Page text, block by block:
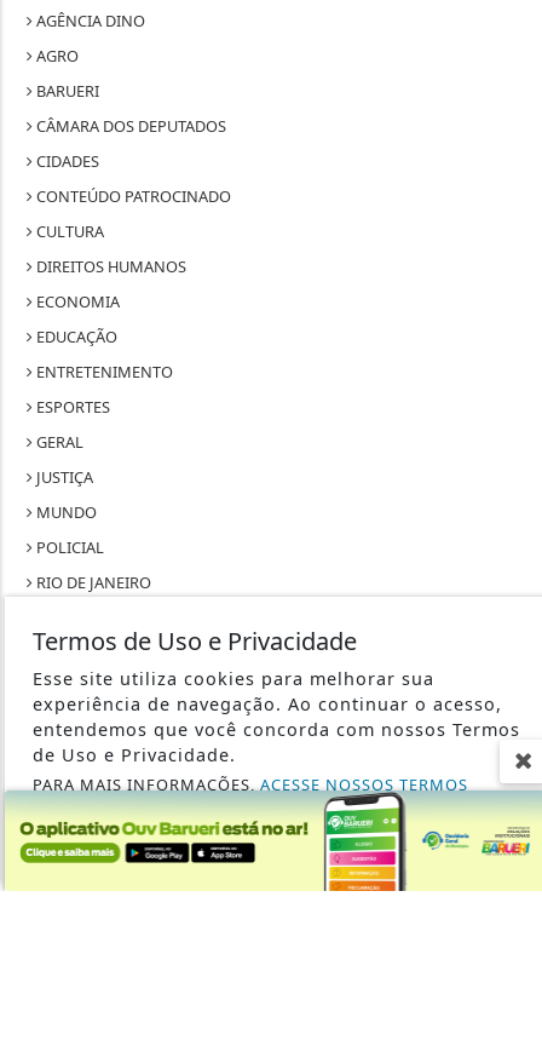
AGÊNCIA DINO
AGRO
BARUERI
CÂMARA DOS DEPUTADOS
CIDADES
CONTEÚDO PATROCINADO
CULTURA
DIREITOS HUMANOS
ECONOMIA
EDUCAÇÃO
ENTRETENIMENTO
ESPORTES
GERAL
JUSTIÇA
MUNDO
POLICIAL
RIO DE JANEIRO
SAÚDE
TECNOLOGIA & INOVAÇÃO
TRABALHO
SEU SITE - TODOS OS DIREITOS RESERVADOS.
Termos de Uso e Privacidade
Esse site utiliza cookies para melhorar sua
experiência de navegação. Ao continuar o acesso,
entendemos que você concorda com nossos Termos
de Uso e Privacidade.
PARA MAIS INFORMAÇÕES,ACESSE NOSSOS TERMOS
CLICANDO AQUI
PROSSEGUIR